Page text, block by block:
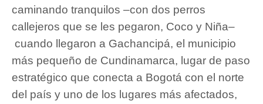
caminando tranquilos –con dos perros
callejeros que se les pegaron, Coco y Niña–
cuando llegaron a Gachancipá, el municipio
más pequeño de Cundinamarca, lugar de paso
estratégico que conecta a Bogotá con el norte
del país y uno de los lugares más afectados,